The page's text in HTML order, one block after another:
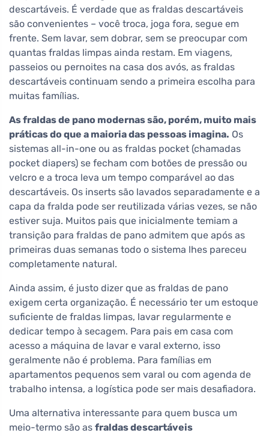
descartáveis. É verdade que as fraldas descartáveis
são convenientes – você troca, joga fora, segue em
frente. Sem lavar, sem dobrar, sem se preocupar com
quantas fraldas limpas ainda restam. Em viagens,
passeios ou pernoites na casa dos avós, as fraldas
descartáveis continuam sendo a primeira escolha para
muitas famílias.
As fraldas de pano modernas são, porém, muito mais
práticas do que a maioria das pessoas imagina. Os
sistemas all-in-one ou as fraldas pocket (chamadas
pocket diapers) se fecham com botões de pressão ou
velcro e a troca leva um tempo comparável ao das
descartáveis. Os inserts são lavados separadamente e a
capa da fralda pode ser reutilizada várias vezes, se não
estiver suja. Muitos pais que inicialmente temiam a
transição para fraldas de pano admitem que após as
primeiras duas semanas todo o sistema lhes pareceu
completamente natural.
Ainda assim, é justo dizer que as fraldas de pano
exigem certa organização. É necessário ter um estoque
suficiente de fraldas limpas, lavar regularmente e
dedicar tempo à secagem. Para pais em casa com
acesso a máquina de lavar e varal externo, isso
geralmente não é problema. Para famílias em
apartamentos pequenos sem varal ou com agenda de
trabalho intensa, a logística pode ser mais desafiadora.
Uma alternativa interessante para quem busca um
meio-termo são as fraldas descartáveis